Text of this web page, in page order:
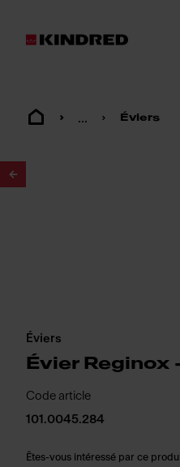
... Éviers
Éviers
Évier
Code article
101.0045.284
Êtes-vous intéressé par ce